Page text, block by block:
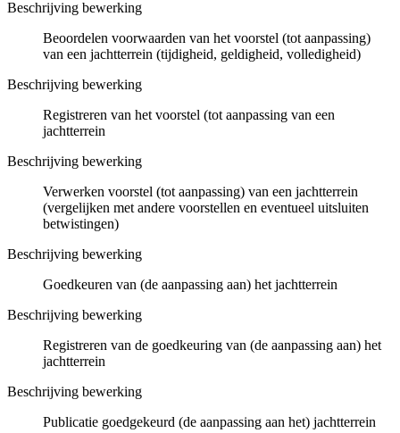
Beschrijving bewerking
Beoordelen voorwaarden van het voorstel (tot aanpassing)
van een jachtterrein (tijdigheid, geldigheid, volledigheid)
Beschrijving bewerking
Registreren van het voorstel (tot aanpassing van een
jachtterrein
Beschrijving bewerking
Verwerken voorstel (tot aanpassing) van een jachtterrein
(vergelijken met andere voorstellen en eventueel uitsluiten
betwistingen)
Beschrijving bewerking
Goedkeuren van (de aanpassing aan) het jachtterrein
Beschrijving bewerking
Registreren van de goedkeuring van (de aanpassing aan) het
jachtterrein
Beschrijving bewerking
Publicatie goedgekeurd (de aanpassing aan het) jachtterrein